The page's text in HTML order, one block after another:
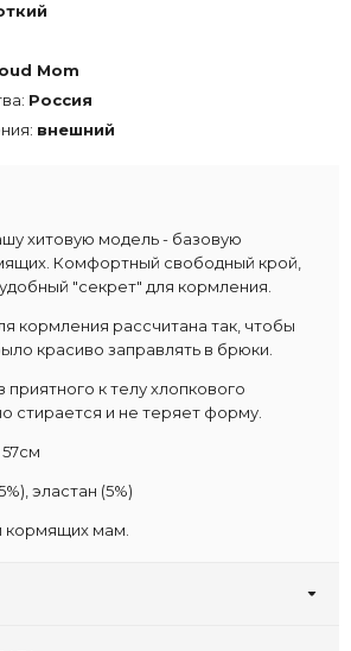
Mom
Россия
внешний
хитовую модель - базовую
Комфортный свободный крой,
"секрет" для кормления.
кормления рассчитана так, чтобы
красиво заправлять в брюки.
к телу хлопкового
стирается и не теряет форму.
эластан (5%)
кормящих мам.